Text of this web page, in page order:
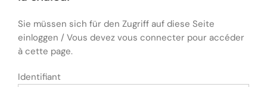
Sie müssen sich für den Zugriff auf diese Seite
einloggen / Vous devez vous connecter pour accéder
à cette page.
Identifiant